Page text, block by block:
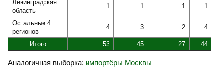
Ленинградская
область
1 1 1 1
Остальные 4
регионов
4 3 2 4
Итого 53 45 27 44
Аналогичная выборка: импортёры Москвы